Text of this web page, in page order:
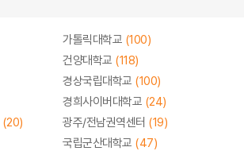
가톨릭대학교 (100)
건양대학교 (118)
경상국립대학교 (100)
경희사이버대학교 (24)
(20) 광주/전남권역센터 (19)
국립군산대학교 (47)